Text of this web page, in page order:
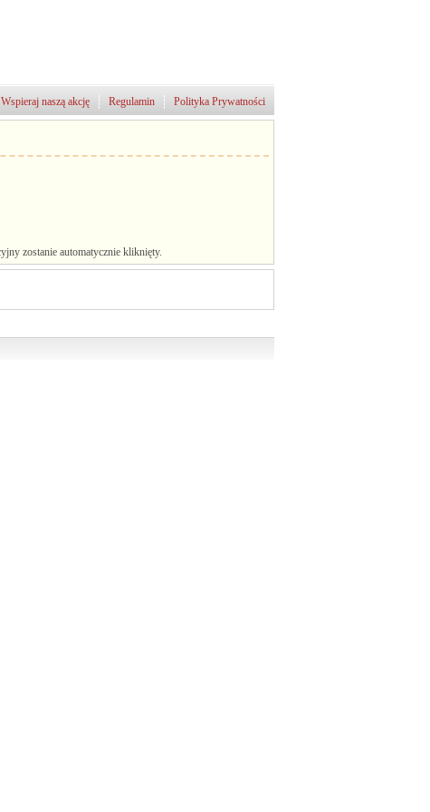
Polityka Prywatności
Regulamin
Wspieraj naszą akcję
zostanie automatycznie kliknięty.